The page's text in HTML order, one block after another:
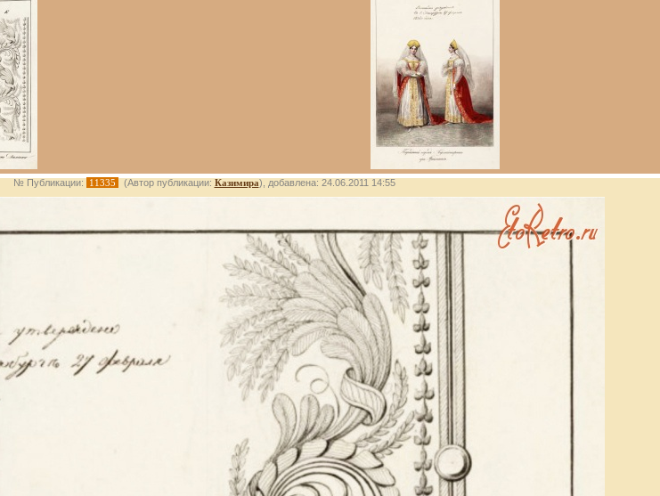
№ Публикации: 11335 (Автор публикации: Казимира), добавлена: 24.06.2011 14:55